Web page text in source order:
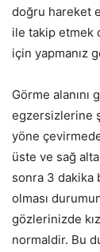
doğru hareket
ile takip etmek
için yapmanız
Görme
egzersizlerine
yöne
üste ve sağ
sonra 3 dakika
olması
gözlerinizde
normaldir. Bu